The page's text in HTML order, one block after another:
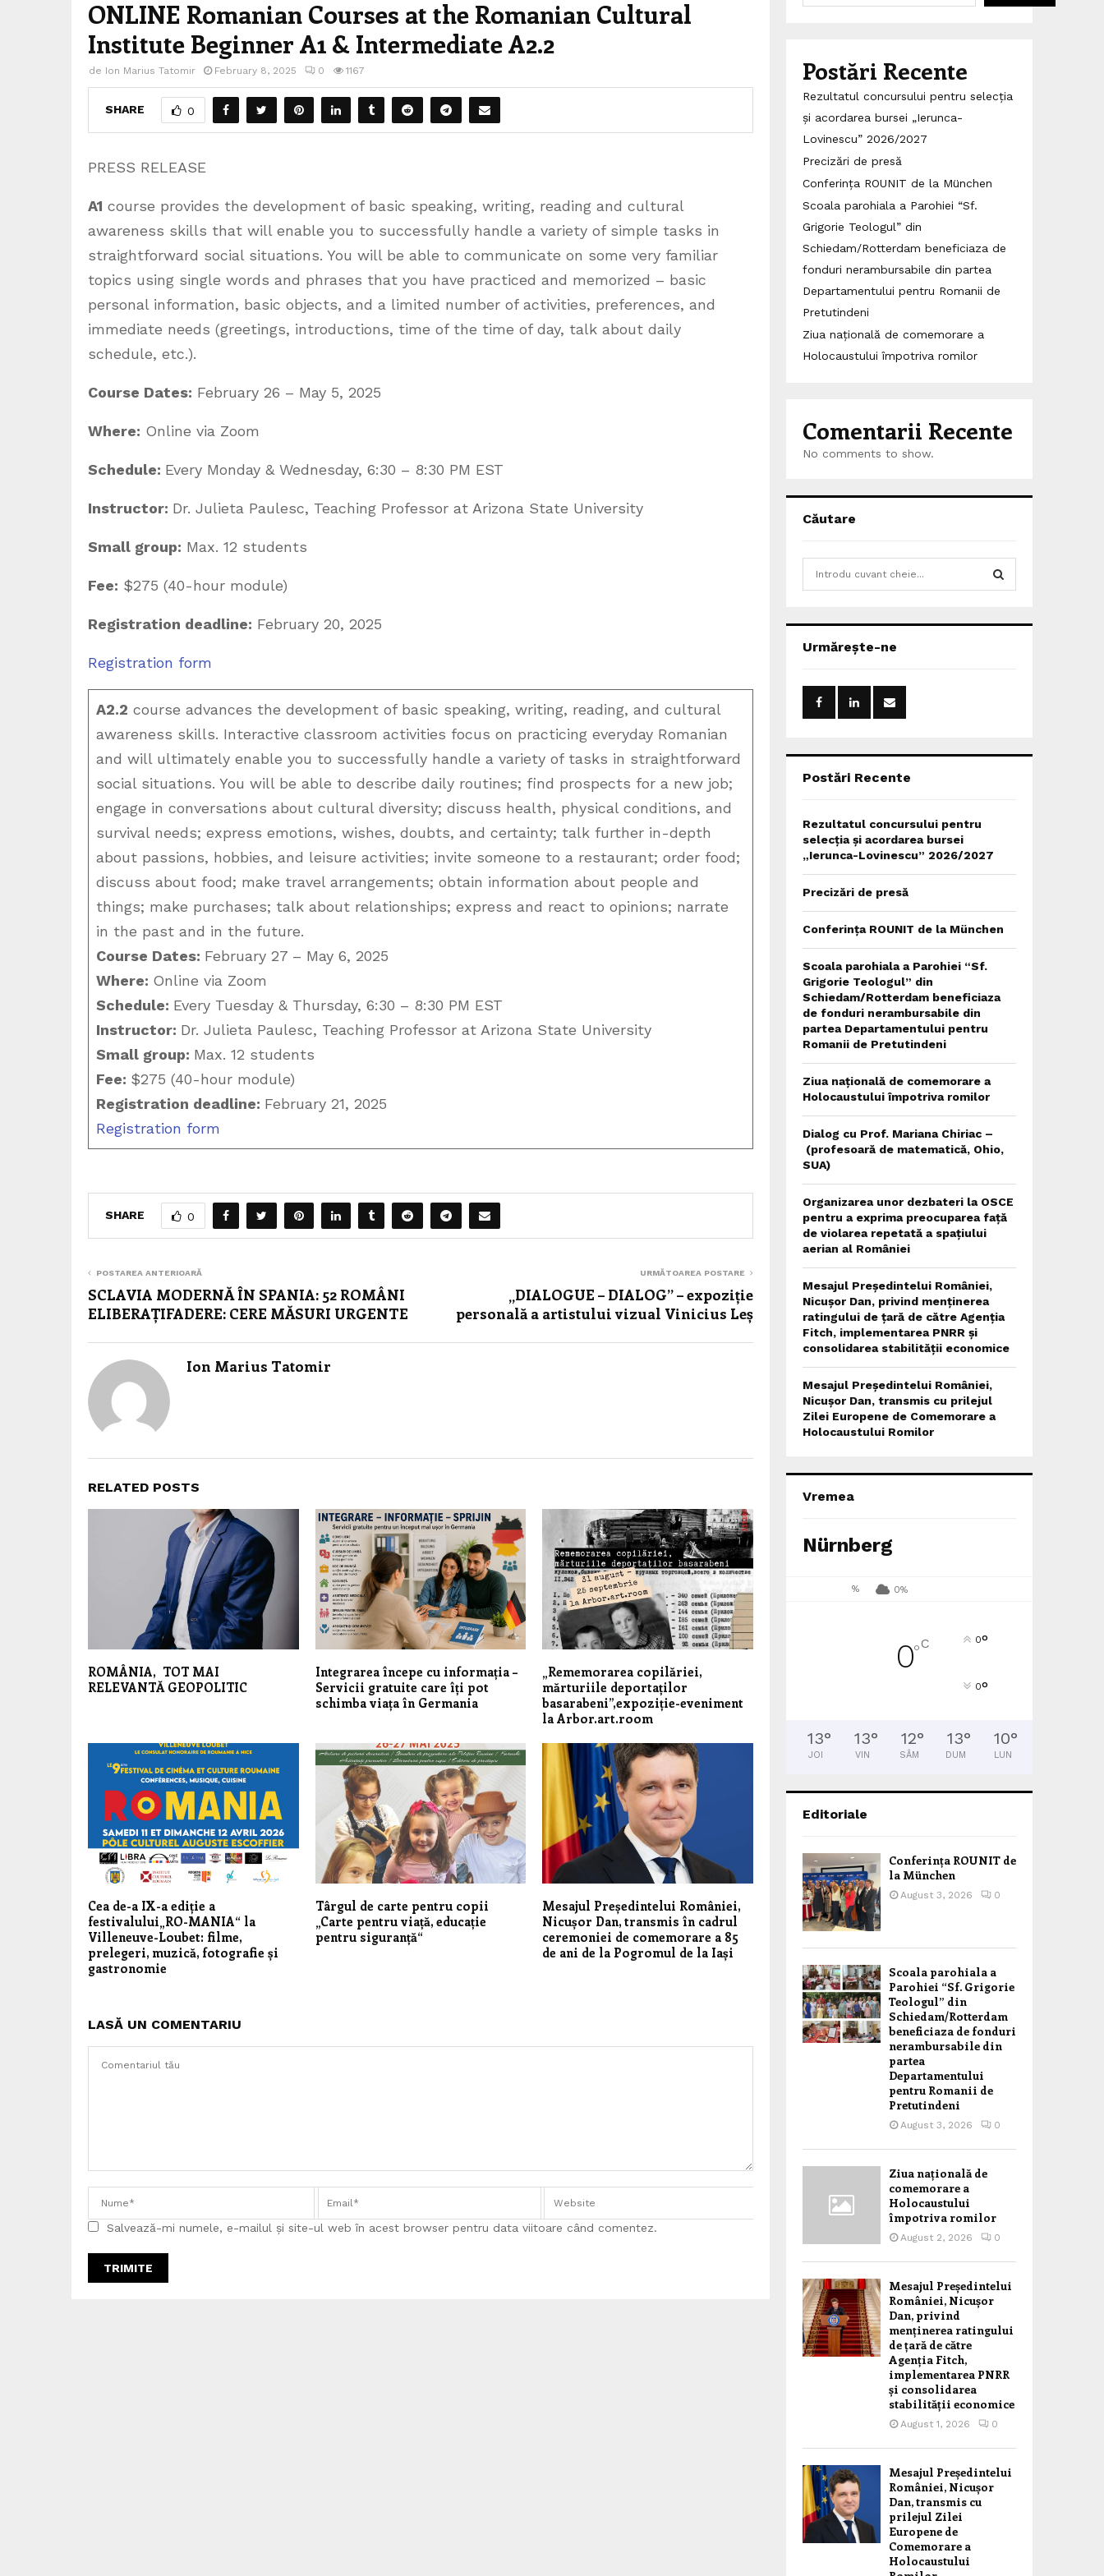
ONLINE Romanian Courses at the Romanian Cultural
Institute Beginner A1 & Intermediate A2.2
de Ion Marius Tatomir February 8, 2025 0 1167
SHARE 0
PRESS RELEASE
A1 course provides the development of basic speaking, writing, reading and cultural
awareness skills that will enable you to successfully handle a variety of simple tasks in
straightforward social situations. You will be able to communicate on some very familiar
topics using single words and phrases that you have practiced and memorized – basic
personal information, basic objects, and a limited number of activities, preferences, and
immediate needs (greetings, introductions, time of the time of day, talk about daily
schedule, etc.).
Course Dates: February 26 – May 5, 2025
Where: Online via Zoom
Schedule: Every Monday & Wednesday, 6:30 – 8:30 PM EST
Instructor: Dr. Julieta Paulesc, Teaching Professor at Arizona State University
Small group: Max. 12 students
Fee: $275 (40-hour module)
Registration deadline: February 20, 2025
Registration form
A2.2 course advances the development of basic speaking, writing, reading, and cultural
awareness skills. Interactive classroom activities focus on practicing everyday Romanian
and will ultimately enable you to successfully handle a variety of tasks in straightforward
social situations. You will be able to describe daily routines; find prospects for a new job;
engage in conversations about cultural diversity; discuss health, physical conditions, and
survival needs; express emotions, wishes, doubts, and certainty; talk further in-depth
about passions, hobbies, and leisure activities; invite someone to a restaurant; order food;
discuss about food; make travel arrangements; obtain information about people and
things; make purchases; talk about relationships; express and react to opinions; narrate
in the past and in the future.
Course Dates: February 27 – May 6, 2025
Where: Online via Zoom
Schedule: Every Tuesday & Thursday, 6:30 – 8:30 PM EST
Instructor: Dr. Julieta Paulesc, Teaching Professor at Arizona State University
Small group: Max. 12 students
Fee: $275 (40-hour module)
Registration deadline: February 21, 2025
Registration form
SHARE 0
POSTAREA ANTERIOARĂ
SCLAVIA MODERNĂ ÎN SPANIA: 52 ROMÂNI
ELIBERAȚIFADERE: CERE MĂSURI URGENTE
URMĂTOAREA POSTARE
„DIALOGUE – DIALOG” – expoziție
personală a artistului vizual Vinicius Leș
Ion Marius Tatomir
RELATED POSTS
ROMÂNIA, TOT MAI
RELEVANTĂ GEOPOLITIC
Integrarea începe cu informația –
Servicii gratuite care îți pot
schimba viața în Germania
„Rememorarea copilăriei,
mărturiile deportaților
basarabeni”,expoziție-eveniment
la Arbor.art.room
Cea de-a IX-a ediție a
festivalului„RO-MANIA“ la
Villeneuve-Loubet: filme,
prelegeri, muzică, fotografie și
gastronomie
Târgul de carte pentru copii
„Carte pentru viață, educație
pentru siguranță“
Mesajul Președintelui României,
Nicușor Dan, transmis în cadrul
ceremoniei de comemorare a 85
de ani de la Pogromul de la Iași
LASĂ UN COMENTARIU
Salvează-mi numele, e-mailul și site-ul web în acest browser pentru data viitoare când comentez.
Postări Recente
Rezultatul concursului pentru selecția
și acordarea bursei „Ierunca-
Lovinescu” 2026/2027
Precizări de presă
Conferința ROUNIT de la München
Scoala parohiala a Parohiei “Sf.
Grigorie Teologul” din
Schiedam/Rotterdam beneficiaza de
fonduri nerambursabile din partea
Departamentului pentru Romanii de
Pretutindeni
Ziua națională de comemorare a
Holocaustului împotriva romilor
Comentarii Recente
No comments to show.
Căutare
h
o
:
Urmărește-ne
Postări Recente
Rezultatul concursului pentru
selecția și acordarea bursei
„Ierunca-Lovinescu” 2026/2027
Precizări de presă
Conferința ROUNIT de la München
Scoala parohiala a Parohiei “Sf.
Grigorie Teologul” din
Schiedam/Rotterdam beneficiaza
de fonduri nerambursabile din
partea Departamentului pentru
Romanii de Pretutindeni
Ziua națională de comemorare a
Holocaustului împotriva romilor
Dialog cu Prof. Mariana Chiriac –
(profesoară de matematică, Ohio,
SUA)
Organizarea unor dezbateri la OSCE
pentru a exprima preocuparea față
de violarea repetată a spațiului
aerian al României
Mesajul Președintelui României,
Nicușor Dan, privind menținerea
ratingului de țară de către Agenția
Fitch, implementarea PNRR și
consolidarea stabilității economice
Mesajul Președintelui României,
Nicușor Dan, transmis cu prilejul
Zilei Europene de Comemorare a
Holocaustului Romilor
Vremea
Nürnberg
% 0%
0°C 0°
0°
13°
JOI
13°
VIN
12°
SÂM
13°
DUM
10°
LUN
Editoriale
Conferința ROUNIT de
la München
August 3, 2026 0
Scoala parohiala a
Parohiei “Sf. Grigorie
Teologul” din
Schiedam/Rotterdam
beneficiaza de fonduri
nerambursabile din
partea
Departamentului
pentru Romanii de
Pretutindeni
August 3, 2026 0
Ziua națională de
comemorare a
Holocaustului
împotriva romilor
August 2, 2026 0
Mesajul Președintelui
României, Nicușor
Dan, privind
menținerea ratingului
de țară de către
Agenția Fitch,
implementarea PNRR
și consolidarea
stabilității economice
August 1, 2026 0
Mesajul Președintelui
României, Nicușor
Dan, transmis cu
prilejul Zilei
Europene de
Comemorare a
Holocaustului